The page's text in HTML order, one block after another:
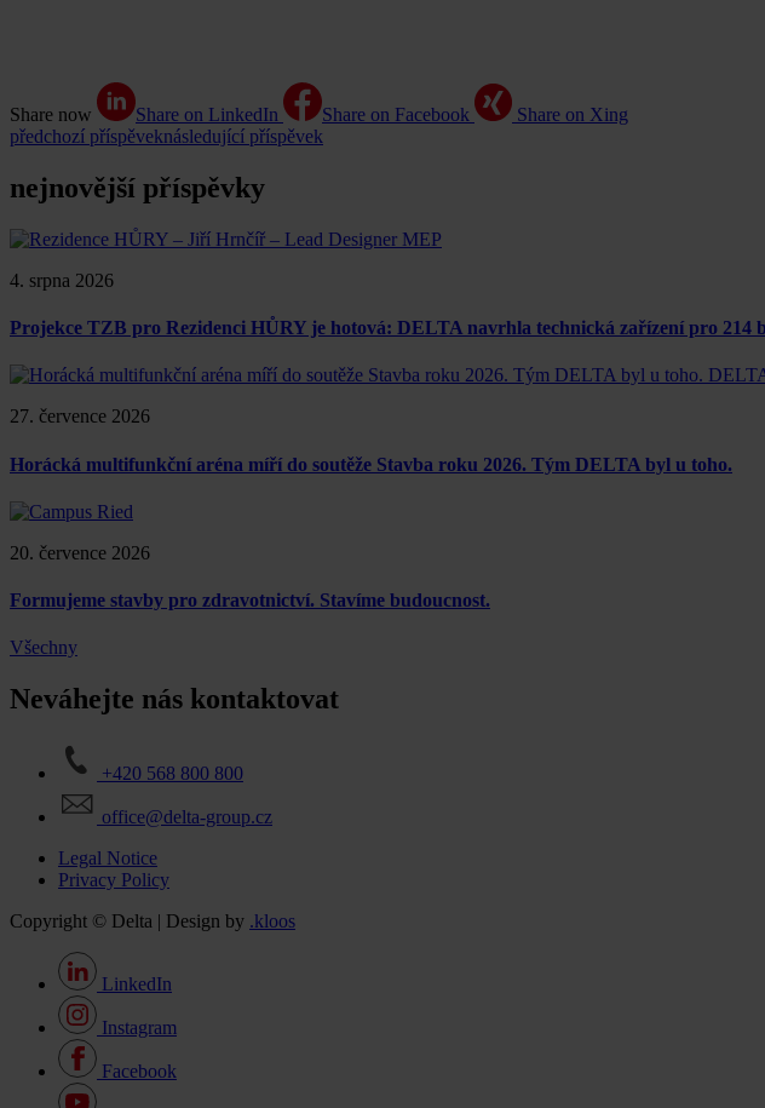
Share now Share on LinkedIn Share on Facebook
Share on Xing
předchozí příspěveknásledující příspěvek
nejnovější příspěvky
4. srpna 2026
Projekce TZB pro Rezidenci HŮRY je hotová: DELTA navrhla technická zařízení pro 214
27. července 2026
Horácká multifunkční aréna míří do soutěže Stavba roku 2026. Tým DELTA byl u toho.
20. července 2026
Formujeme stavby pro zdravotnictví. Stavíme budoucnost.
Všechny
Neváhejte nás kontaktovat
+420 568 800 800
office@delta-group.cz
Legal Notice
Privacy Policy
Copyright © Delta | Design by .kloos
LinkedIn
Instagram
Facebook